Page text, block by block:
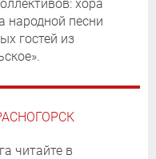
хора
народной песни
гостей из
читайте в